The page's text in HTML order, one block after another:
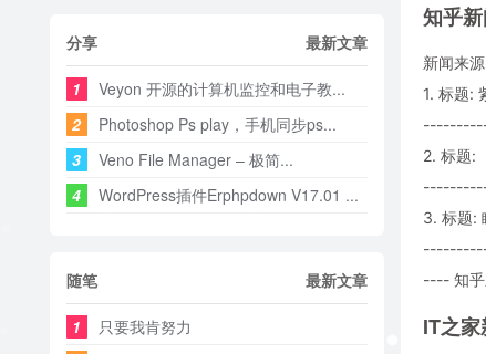
知乎
新闻来
1. 标题:
2. 标题:
3. 标题:
---- 知
IT之家
分享 最新文章
1
Veyon 开源的计算机监控和电子教...
2
Photoshop Ps play，手机同步ps...
3
Veno File Manager – 极简...
4
WordPress插件Erphpdown V17.01 ...
随笔 最新文章
1
只要我肯努力